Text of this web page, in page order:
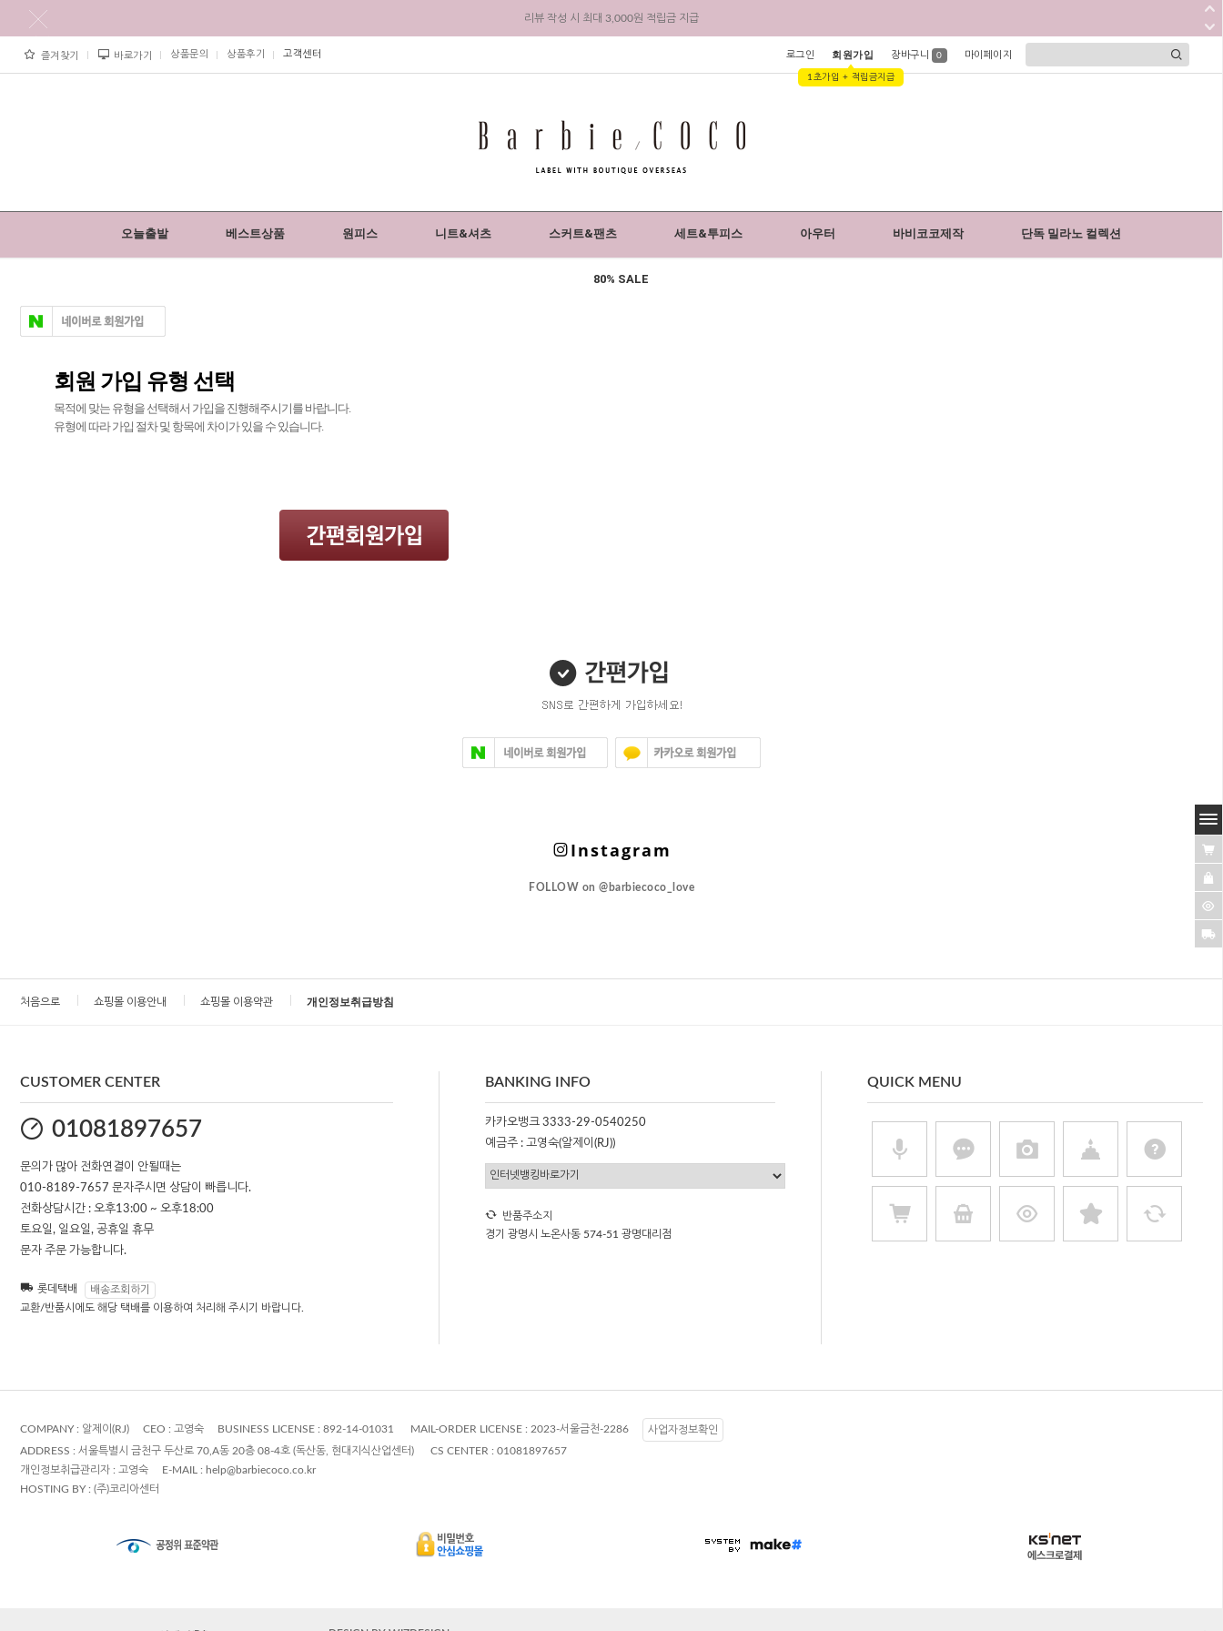
즐겨찾기 바로가기 상품문의 상품후기 고객센터 로그인 회원가입
1초가입 + 적립금지급
장바구니 0 마이페이지
오늘출발 베스트상품 원피스 니트&셔츠 스커트&팬츠 세트&투피스 아우터 바비코코제작 단독 밀라노 컬렉션
80% SALE
회원 가입 유형 선택
목적에 맞는 유형을 선택해서 가입을 진행해주시기를 바랍니다.
유형에 따라 가입 절차 및 항목에 차이가 있을 수 있습니다.
Instagram
FOLLOW on @barbiecoco_love
처음으로 쇼핑몰 이용안내 쇼핑몰 이용약관 개인정보취급방침
CUSTOMER CENTER
01081897657
문의가 많아 전화연결이 안될때는
010-8189-7657 문자주시면 상담이 빠릅니다.
전화상담시간 : 오후13:00 ~ 오후18:00
토요일, 일요일, 공휴일 휴무
문자 주문 가능합니다.
롯데택배
배송조회하기
교환/반품시에도 해당 택배를 이용하여 처리해 주시기 바랍니다.
BANKING INFO
카카오뱅크 3333-29-0540250
예금주 : 고영숙(알제이(RJ))
반품주소지
경기 광명시 노온사동 574-51 광명대리점
QUICK MENU
COMPANY : 알제이(RJ) CEO : 고영숙 BUSINESS LICENSE : 892-14-01031 MAIL-ORDER LICENSE : 2023-서울금천-2286
사업자정보확인
ADDRESS : 서울특별시 금천구 두산로 70,A동 20층 08-4호 (독산동, 현대지식산업센터) CS CENTER : 01081897657
개인정보취급관리자 : 고영숙 E-MAIL : help@barbiecoco.co.kr
HOSTING BY : (주)코리아센터